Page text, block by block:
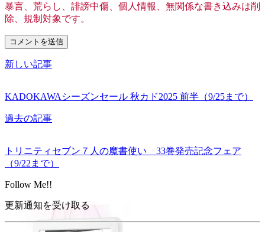
暴言、荒らし、誹謗中傷、個人情報、無関係な書き込みは削
除、規制対象です。
新しい記事
KADOKAWAシーズンセール 秋カド2025 前半（9/25まで）
過去の記事
トリニティセブン７人の魔書使い 33巻発売記念フェア
（9/22まで）
Follow Me!!
更新通知を受け取る